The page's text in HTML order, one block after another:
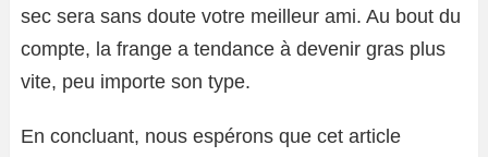
sec sera sans doute votre meilleur ami. Au bout du
compte, la frange a tendance à devenir gras plus
vite, peu importe son type.
En concluant, nous espérons que cet article